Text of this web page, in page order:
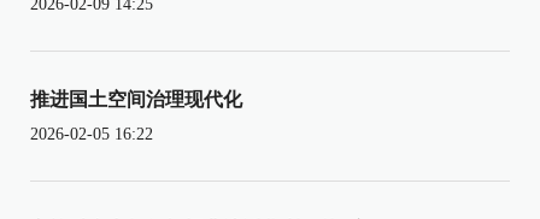
2026-02-09 14:25
推进国土空间治理现代化
2026-02-05 16:22